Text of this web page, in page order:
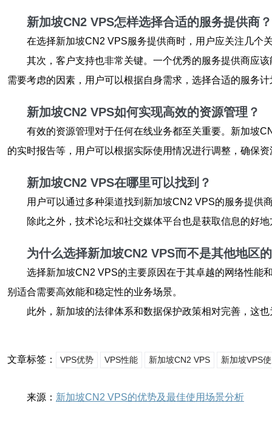
新加坡CN2 VPS怎样选择合适的服务提供商？
在选择新加坡CN2 VPS服务提供商时，用户应关注几个
其次，客户支持也非常关键。一个优秀的服务提供商应
需要考虑的因素，用户可以根据自身需求，选择合适的服务计
新加坡CN2 VPS如何实现高效的资源管理？
有效的资源管理对于任何在线业务都至关重要。新加坡
的实时报告等，用户可以根据实际使用情况进行调整，确保
新加坡CN2 VPS在哪里可以找到？
用户可以通过多种渠道找到新加坡CN2 VPS的服务提供
除此之外，技术论坛和社交媒体平台也是获取信息的好
为什么选择新加坡CN2 VPS而不是其他地区
选择新加坡CN2 VPS的主要原因在于其卓越的网络性能
别适合需要高效能和稳定性的业务场景。
此外，新加坡的法律体系和数据保护政策相对完善，这
文章标签： VPS优势 VPS性能 新加坡CN2 VPS 新加坡VPS
来源： 新加坡CN2 VPS的优势及最佳使用场景分析